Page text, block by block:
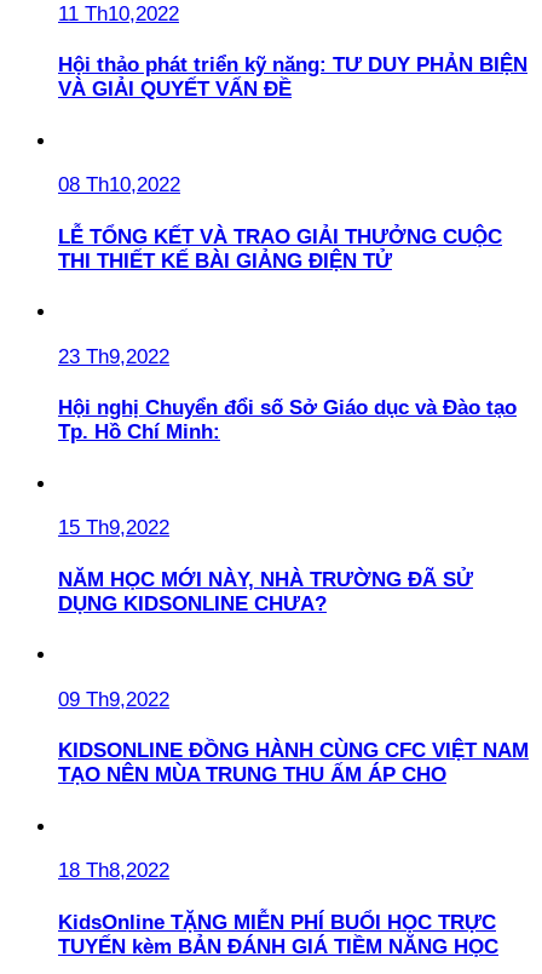
11 Th10,2022
Hội thảo phát triển kỹ năng: TƯ DUY PHẢN BIỆN
VÀ GIẢI QUYẾT VẤN ĐỀ
08 Th10,2022
LỄ TỔNG KẾT VÀ TRAO GIẢI THƯỞNG CUỘC
THI THIẾT KẾ BÀI GIẢNG ĐIỆN TỬ
23 Th9,2022
Hội nghị Chuyển đổi số Sở Giáo dục và Đào tạo
Tp. Hồ Chí Minh:
15 Th9,2022
NĂM HỌC MỚI NÀY, NHÀ TRƯỜNG ĐÃ SỬ
DỤNG KIDSONLINE CHƯA?
09 Th9,2022
KIDSONLINE ĐỒNG HÀNH CÙNG CFC VIỆT NAM
TẠO NÊN MÙA TRUNG THU ẤM ÁP CHO
18 Th8,2022
KidsOnline TẶNG MIỄN PHÍ BUỔI HỌC TRỰC
TUYẾN kèm BẢN ĐÁNH GIÁ TIỀM NĂNG HỌC